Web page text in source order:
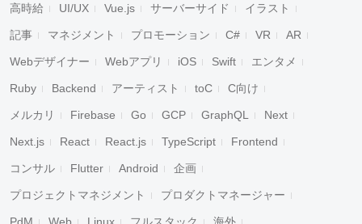
高時給 UI/UX Vue.js サーバーサイド イラスト
記事 マネジメント プロモーション C# VR AR
Webデザイナー Webアプリ iOS Swift エンタメ
Ruby Backend アーティスト toC C向け
メルカリ Firebase Go GCP GraphQL Next
Next.js React React.js TypeScript Frontend
コンサル Flutter Android 企画
プロジェクトマネジメント プロダクトマネージャー